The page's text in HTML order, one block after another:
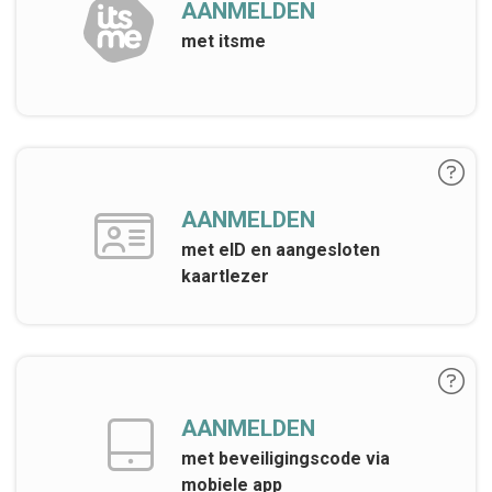
AANMELDEN
met itsme
AANMELDEN
met eID en aangesloten
kaartlezer
AANMELDEN
met beveiligingscode via
mobiele app